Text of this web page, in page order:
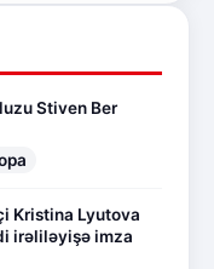
Stiven Ber
Kristina Lyutova
irəliləyişə imza